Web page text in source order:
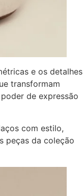
e os detalhes
transformam
de expressão
com estilo,
peças da coleção